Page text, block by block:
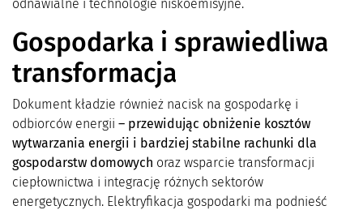
odnawialne i technologie niskoemisyjne.
Gospodarka i sprawiedliwa
transformacja
Dokument kładzie również nacisk na gospodarkę i
odbiorców energii – przewidując obniżenie kosztów
wytwarzania energii i bardziej stabilne rachunki dla
gospodarstw domowych oraz wsparcie transformacji
ciepłownictwa i integrację różnych sektorów
energetycznych. Elektryfikacja gospodarki ma podnieść